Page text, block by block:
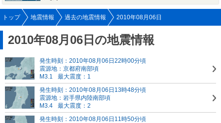
トップ 地震情報 過去の地震情報 2010年08月06日
2010年08月06日の地震情報
発生時刻：2010年08月06日22時00分頃
震源地：京都府南部頃
M3.1
最大震度：1
発生時刻：2010年08月06日13時48分頃
震源地：岩手県内陸南部頃
M3.4
最大震度：2
発生時刻：2010年08月06日11時50分頃